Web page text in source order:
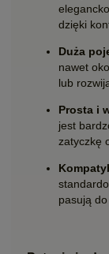
dzięki
Duża
nawet
lub
Prosta i
jest
zatyczkę
pasują